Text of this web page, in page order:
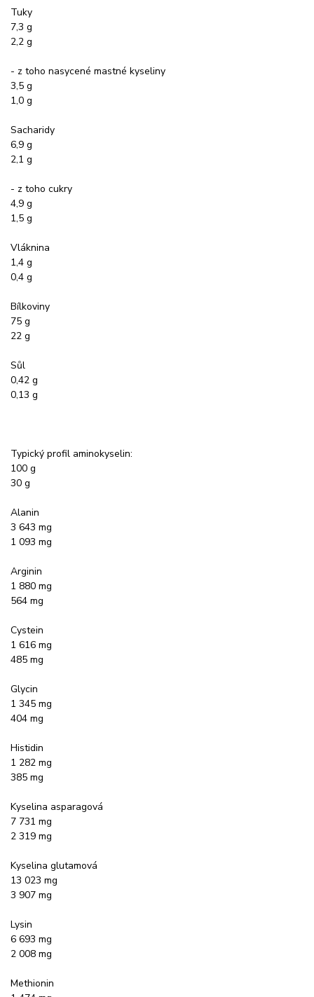
Tuky
7,3 g
2,2 g
- z toho nasycené mastné kyseliny
3,5 g
1,0 g
Sacharidy
6,9 g
2,1 g
- z toho cukry
4,9 g
1,5 g
Vláknina
1,4 g
0,4 g
Bílkoviny
75 g
22 g
Sůl
0,42 g
0,13 g
Typický profil aminokyselin:
100 g
30 g
Alanin
3 643 mg
1 093 mg
Arginin
1 880 mg
564 mg
Cystein
1 616 mg
485 mg
Glycin
1 345 mg
404 mg
Histidin
1 282 mg
385 mg
Kyselina asparagová
7 731 mg
2 319 mg
Kyselina glutamová
13 023 mg
3 907 mg
Lysin
6 693 mg
2 008 mg
Methionin